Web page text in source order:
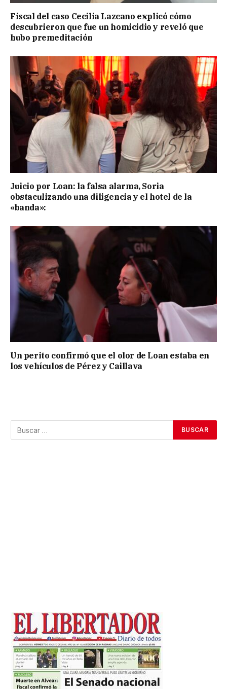
Fiscal del caso Cecilia Lazcano explicó cómo
descubrieron que fue un homicidio y reveló que
hubo premeditación
Juicio por Loan: la falsa alarma, Soria
obstaculizando una diligencia y el hotel de la
«banda»:
Un perito confirmó que el olor de Loan estaba en
los vehículos de Pérez y Caillava